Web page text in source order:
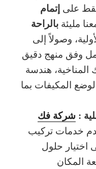
فقط على إتمام
مليئة بالراحة
وصولاً إلى
وفق منهج دقيق
المناخية، هندسة
المكيفات بما
: شركة فك
خدمات تركيب
اختيار حلول
المكان